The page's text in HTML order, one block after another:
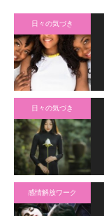
日々の気づき
日々の気づき
感情解放ワーク